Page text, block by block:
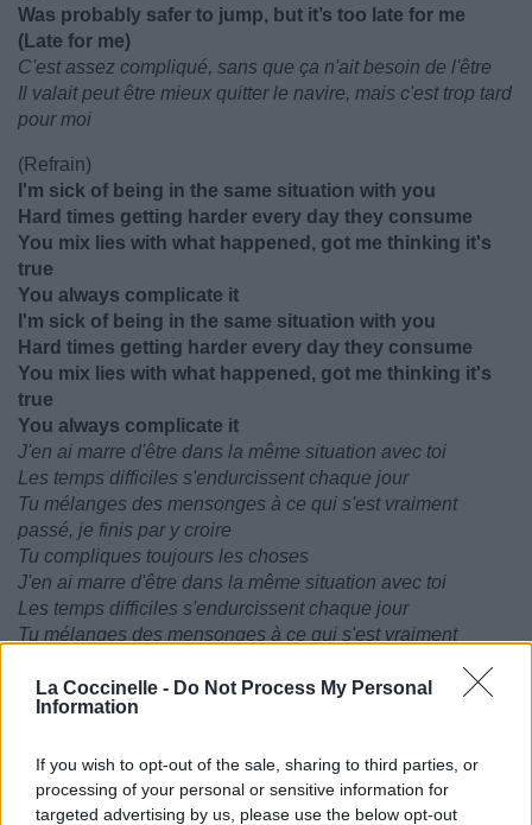
La Coccinelle - Do Not Process My Personal
Information
If you wish to opt-out of the sale, sharing to third parties, or
processing of your personal or sensitive information for
targeted advertising by us, please use the below opt-out
Was probably safer to jump, but it’s too late for me
(Late for me)
C'est assez compliqué, sans que ça n'ait besoin de l'être
Il valait peut être mieux quitter le navire, mais c'est trop tard
pour moi
(Refrain)
I'm sick of being in the same situation with you
Hard times getting harder every day they consume
You mix lies with what happened, got me thinking it's
true
You always complicate it
I'm sick of being in the same situation with you
Hard times getting harder every day they consume
You mix lies with what happened, got me thinking it's
true
You always complicate it
J'en ai marre d'être dans la même situation avec toi
Les temps difficiles s'endurcissent chaque jour
Tu mélanges des mensonges à ce qui s'est vraiment
passé, je finis par y croire
Tu compliques toujours les choses
J'en ai marre d'être dans la même situation avec toi
Les temps difficiles s'endurcissent chaque jour
Tu mélanges des mensonges à ce qui s'est vraiment
Tu compliques toujours les choses
Life could be amazing
But we go through these phases
I don't think that I could change ya